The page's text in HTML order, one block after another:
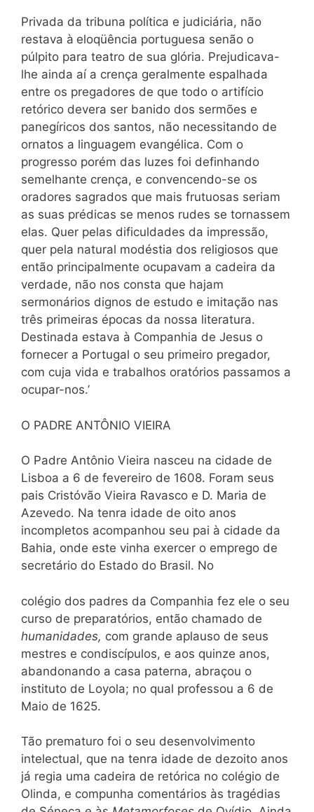
Privada da tribuna política e judiciária, não
restava à eloqüência portuguesa senão o
púlpito para teatro de sua glória. Prejudicava-
lhe ainda aí a crença geralmente espalhada
entre os pregadores de que todo o artifício
retórico devera ser banido dos sermões e
panegíricos dos santos, não necessitando de
ornatos a linguagem evangélica. Com o
progresso porém das luzes foi definhando
semelhante crença, e convencendo-se os
oradores sagrados que mais frutuosas seriam
as suas prédicas se menos rudes se tornassem
elas. Quer pelas dificuldades da impressão,
quer pela natural modéstia dos religiosos que
então principalmente ocupavam a cadeira da
verdade, não nos consta que hajam
sermonários dignos de estudo e imitação nas
três primeiras épocas da nossa literatura.
Destinada estava à Companhia de Jesus o
fornecer a Portugal o seu primeiro pregador,
com cuja vida e trabalhos oratórios passamos a
ocupar-nos.’
O PADRE ANTÔNIO VIEIRA
O Padre Antônio Vieira nasceu na cidade de
Lisboa a 6 de fevereiro de 1608. Foram seus
pais Cristóvão Vieira Ravasco e D. Maria de
Azevedo. Na tenra idade de oito anos
incompletos acompanhou seu pai à cidade da
Bahia, onde este vinha exercer o emprego de
secretário do Estado do Brasil. No
colégio dos padres da Companhia fez ele o seu
curso de preparatórios, então chamado de
humanidades, com grande aplauso de seus
mestres e condiscípulos, e aos quinze anos,
abandonando a casa paterna, abraçou o
instituto de Loyola; no qual professou a 6 de
Maio de 1625.
Tão prematuro foi o seu desenvolvimento
intelectual, que na tenra idade de dezoito anos
já regia uma cadeira de retórica no colégio de
Olinda, e compunha comentários às tragédias